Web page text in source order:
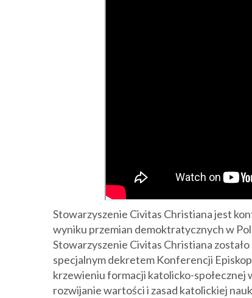
Stowarzyszenie Civitas Christiana jest
wyniku przemian demoktratycznych w
Stowarzyszenie Civitas Christiana
specjalnym dekretem Konferencji
krzewieniu formacji katolicko-społecznej
rozwijanie wartości i zasad katolickiej